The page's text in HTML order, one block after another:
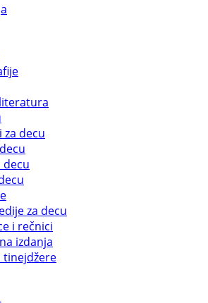
za decu
decu
za decu
i rečnici
izdanja
tinejdžere